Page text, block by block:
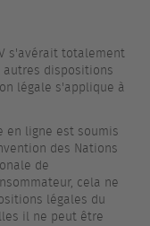
s'avérait totalement
dispositions
légale s'applique à
en ligne est soumis
des Nations
de
cela ne
légales du
il ne peut être